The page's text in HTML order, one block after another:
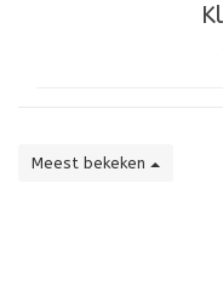
Meest bekeken